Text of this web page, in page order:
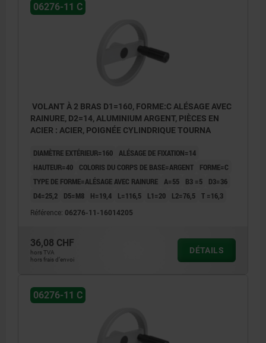
06276-11 C
VOLANT À 2 BRAS D1=160, FORME:C ALÉSAGE AVEC
RAINURE, D2=14, ALUMINIUM ARGENT, PIÈCES EN
ACIER : ACIER, POIGNÉE CYLINDRIQUE TOURNA
DIAMÈTRE EXTÉRIEUR=160 ALÉSAGE DE FIXATION=14
HAUTEUR=40
COLORIS DU CORPS DE BASE=ARGENT
FORME=C
TYPE DE FORME=ALÉSAGE AVEC RAINURE A=55 B3 =5
D3=36
D4=25,2
D5=M8 H=19,4 L=116,5 L1=20 L2=76,5 T =16,3
Référence: 06276-11-16014205
36,08 CHF
hors TVA
hors frais d’envoi
DÉTAILS
06276-11 C